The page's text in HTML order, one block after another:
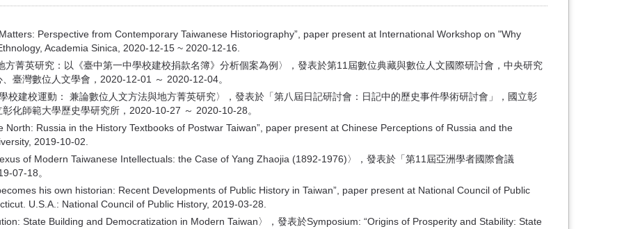
Perspective from Contemporary Taiwanese Historiography”, paper present at International Workshop on "Why
Academia Sinica, 2020-12-15 ~ 2020-12-16.
菁英研究：以《臺中第一中學校建校捐款名簿》分析個案為例〉，發表於第11屆數位典藏與數位人文國際研討會，中央研究
臺灣數位人文學會，2020-12-01 ～ 2020-12-04。
校建校運動： 兼論數位人文方法與地方菁英研究〉，發表於「第八屆日記研討會：日記中的歷史事件學術研討會」，國立彰
化師範大學歷史學研究所，2020-10-27 ～ 2020-10-28。
Russia in the History Textbooks of Postwar Taiwan”, paper present at Chinese Perceptions of Russia and the
2019-10-02.
of Modern Taiwanese Intellectuals: the Case of Yang Zhaojia (1892-1976)〉，發表於「第11屆亞洲學者國際會議
07-18。
his own historian: Recent Developments of Public History in Taiwan”, paper present at National Council of Public
U.S.A.: National Council of Public History, 2019-03-28.
State Building and Democratization in Modern Taiwan〉，發表於Symposium: “Origins of Prosperity and Stability: State